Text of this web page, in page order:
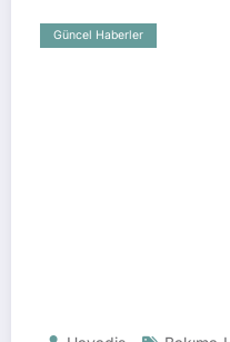
Güncel Haberler